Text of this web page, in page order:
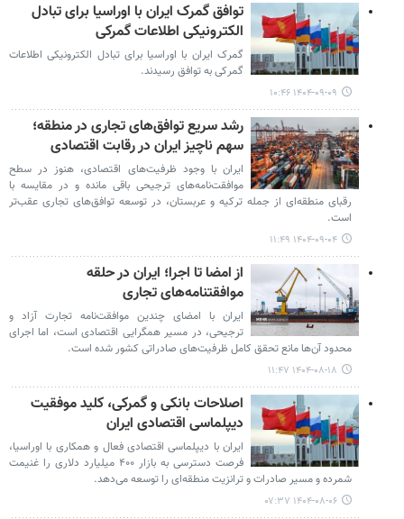
توافق گمرک ایران با اوراسیا برای تبادل
الکترونیکی اطلاعات گمرکی
گمرک ایران با اوراسیا برای تبادل الکترونیکی اطلاعات
گمرکی به توافق رسیدند.
۱۴۰۴-۰۹-۰۹ ۱۰:۴۶
رشد سریع توافق‌های تجاری در منطقه؛
سهم ناچیز ایران در رقابت اقتصادی
ایران با وجود ظرفیت‌های اقتصادی، هنوز در سطح
موافقت‌نامه‌های ترجیحی باقی مانده و در مقایسه با
رقبای منطقه‌ای از جمله ترکیه و عربستان، در توسعه توافق‌های تجاری عقب‌تر
است.
۱۴۰۴-۰۹-۰۴ ۱۱:۴۹
از امضا تا اجرا؛ ایران در حلقه
موافقتنامه‌های تجاری
ایران با امضای چندین موافقت‌نامه تجارت آزاد و
ترجیحی، در مسیر همگرایی اقتصادی است، اما اجرای
محدود آن‌ها مانع تحقق کامل ظرفیت‌های صادراتی کشور شده است.
۱۴۰۴-۰۸-۱۸ ۱۱:۴۷
اصلاحات بانکی و گمرکی، کلید موفقیت
دیپلماسی اقتصادی ایران
ایران با دیپلماسی اقتصادی فعال و همکاری با اوراسیا،
فرصت دسترسی به بازار ۴۰۰ میلیارد دلاری را غنیمت
شمرده و مسیر صادرات و ترانزیت منطقه‌ای را توسعه می‌دهد.
۱۴۰۴-۰۸-۰۶ ۰۷:۳۷